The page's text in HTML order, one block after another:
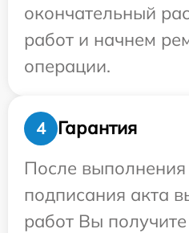
окончательный
работ и начнем
операции.
4
Гарантия
После выполнения
подписания акта
работ Вы